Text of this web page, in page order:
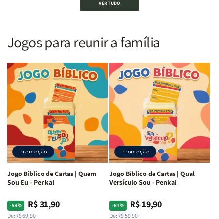
Almeida
Letra
Média
Full
Color
Brochura
Rei
Leão
Almeida
Letra
Média
&amp;
Full
Color
|
Brochura
|
Rei
Leão
PPM
|
|
Full
Color
Capa
Dura
Harpa
|
-
Cruz
Laranja
|
Full
Color
|
Capa
Dura
Harpa
|
-
Cruz
Laranja
VER TUDO
Jogos para reunir a família
Promoção
Jogo Bíblico de Cartas | Quem
Sou Eu - Penkal
-54%
Preço
De:R$ 69,90
PreçoR$ 31,90
Promoção
Jogo Bíblico de Cartas | Qual
Versículo Sou - Penkal
-67%
Preço
De:R$ 59,90
PreçoR$ 19,90